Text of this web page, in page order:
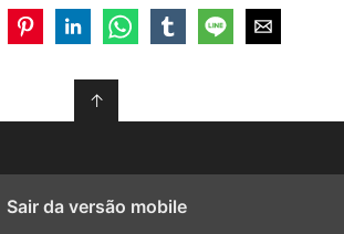
↑
Sair da versão mobile